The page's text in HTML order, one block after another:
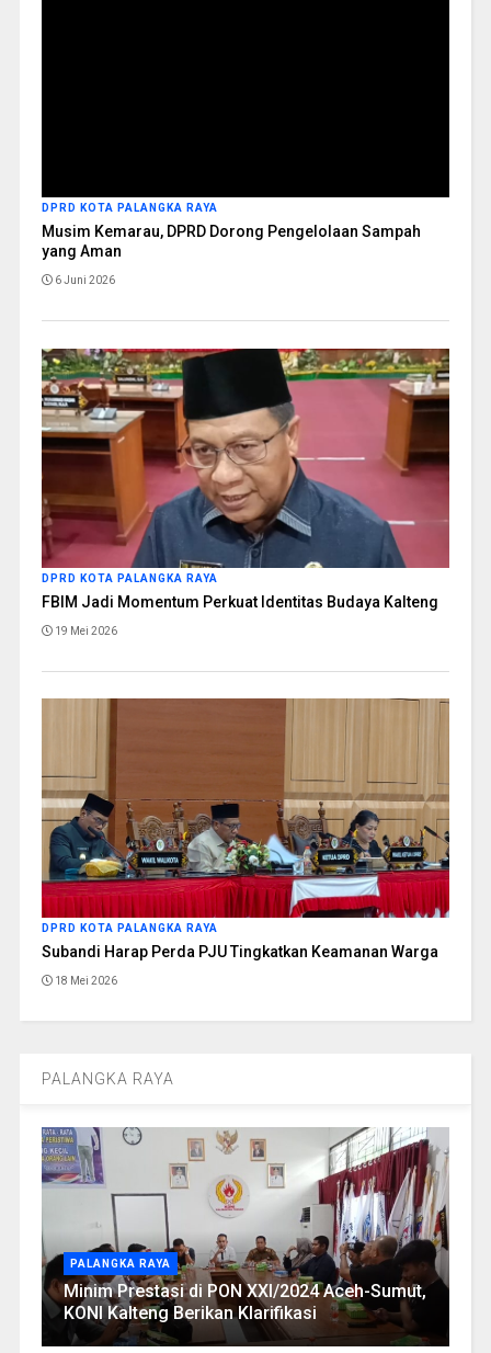
DPRD KOTA PALANGKA RAYA
Musim Kemarau, DPRD Dorong Pengelolaan Sampah
yang Aman
6 Juni 2026
DPRD KOTA PALANGKA RAYA
FBIM Jadi Momentum Perkuat Identitas Budaya Kalteng
19 Mei 2026
DPRD KOTA PALANGKA RAYA
Subandi Harap Perda PJU Tingkatkan Keamanan Warga
18 Mei 2026
PALANGKA RAYA
PALANGKA RAYA
Minim Prestasi di PON XXI/2024 Aceh-Sumut,
KONI Kalteng Berikan Klarifikasi